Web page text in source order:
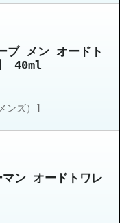
ブ メン オードト
40ml
ンズ）]
ン オードトワレ